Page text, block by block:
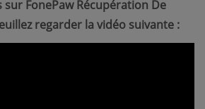
FonePaw Récupération De
regarder la vidéo suivante :